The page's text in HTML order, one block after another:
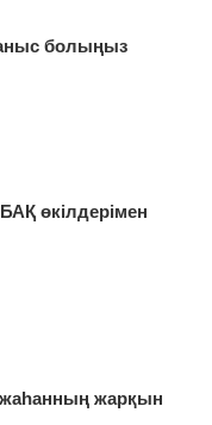
болыңыз
өкілдерімен
жарқын